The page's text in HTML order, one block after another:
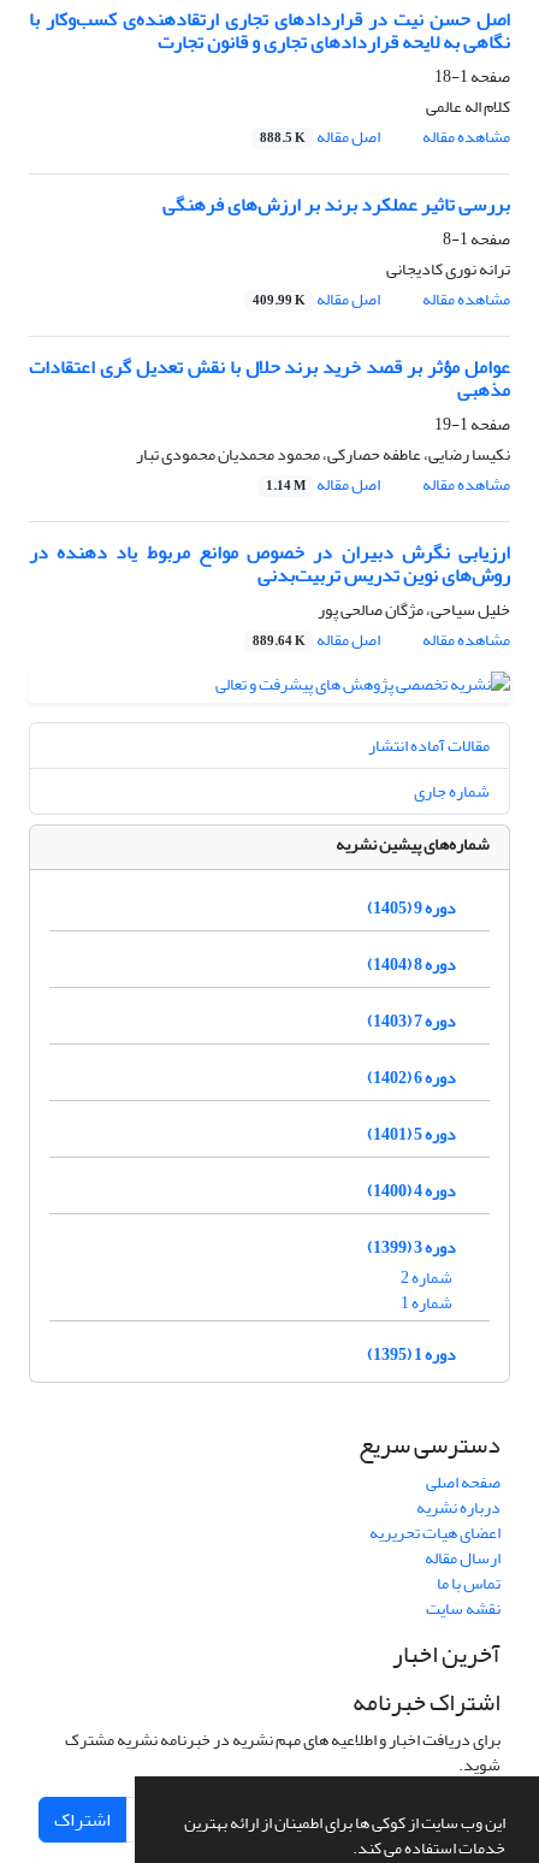
این وب سایت از کوکی ها برای اطمینان از ارائه بهترین
خدمات استفاده می کند.
اصل حسن نیت در قراردادهای تجاری ارتقادهنده‌ی کسب‌وکار با
نگاهی به لایحه قراردادهای تجاری و قانون تجارت
صفحه1-18
کلام اله عالمی
مشاهده مقاله
اصل مقاله 888.5 K
بررسی تاثیر عملکرد برند بر ارزش‌های فرهنگی
صفحه1-8
ترانه نوری کادیجانی
مشاهده مقاله
اصل مقاله 409.99 K
عوامل مؤثر بر قصد خرید برند حلال با نقش تعدیل گری اعتقادات
مذهبی
صفحه1-19
نکیسا رضایی، عاطفه حصارکی، محمود محمدیان محمودی تبار
مشاهده مقاله
اصل مقاله 1.14 M
ارزیابی نگرش دبیران در خصوص موانع مربوط یاد دهنده در
روش‌های نوین تدریس تربیت‌بدنی
خلیل سیاحی، مژگان صالحی پور
مشاهده مقاله
اصل مقاله 889.64 K
مقالات آماده انتشار
شماره جاری
شماره‌های پیشین نشریه
دوره 9 (1405)
دوره 8 (1404)
دوره 7 (1403)
دوره 6 (1402)
دوره 5 (1401)
دوره 4 (1400)
دوره 3 (1399)
شماره 2
شماره 1
دوره 1 (1395)
دسترسی سریع
صفحه اصلی
درباره نشریه
اعضای هیات تحریریه
ارسال مقاله
تماس با ما
نقشه سایت
آخرین اخبار
اشتراک خبرنامه
برای دریافت اخبار و اطلاعیه های مهم نشریه در خبرنامه نشریه مشترک
شوید.
اشتراک